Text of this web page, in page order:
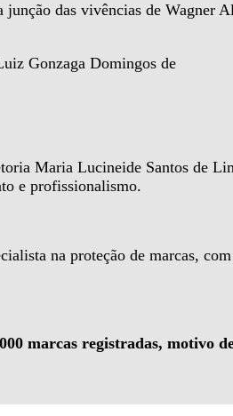
das vivências de Wagner
Gonzaga Domingos de
Maria Lucineide Santos de
e profissionalismo.
na proteção de marcas,
marcas registradas, motivo